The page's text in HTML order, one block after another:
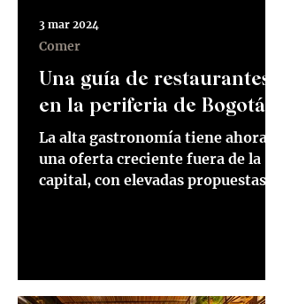
Una guía de restaurantes
en la periferia de Bogotá
La alta gastronomía tiene ahora
una oferta creciente fuera de la
capital, con elevadas propuestas.
Comer
3 mar 2024